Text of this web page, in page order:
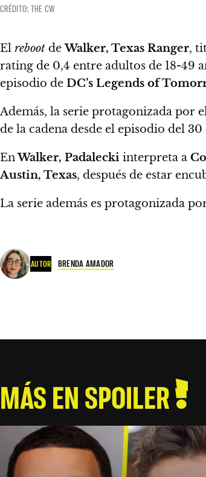
CRÉDITO: THE CW
El reboot deWalker, Texas Ranger,
rating de 0,4 entre adultos de 18-49
episodio de DC’s Legends of
Además, la serie protagonizada por
de la cadena desde el episodio del
EnWalker, Padalecki interpreta a
Austin, Texas, después de estar
La serie además es protagonizada
AUTOR BRENDA AMADOR
MÁS EN SPOILER